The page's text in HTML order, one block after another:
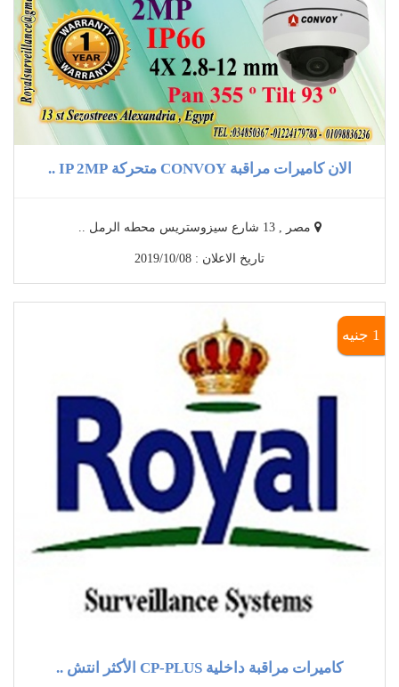
الان كاميرات مراقبة CONVOY متحركة IP 2MP ..
مصر , 13 شارع سيزوستريس محطه الرمل ..
تاريخ الاعلان : 2019/10/08
1 جنيه
كاميرات مراقبة داخلية CP-PLUS الأكثر انتش ..